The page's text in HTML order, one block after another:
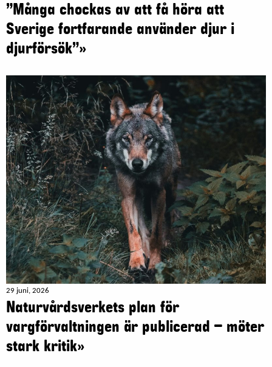
”Många chockas av att få höra att
Sverige fortfarande använder djur i
djurförsök”»
29 juni, 2026
Naturvårdsverkets plan för
vargförvaltningen är publicerad – möter
stark kritik»